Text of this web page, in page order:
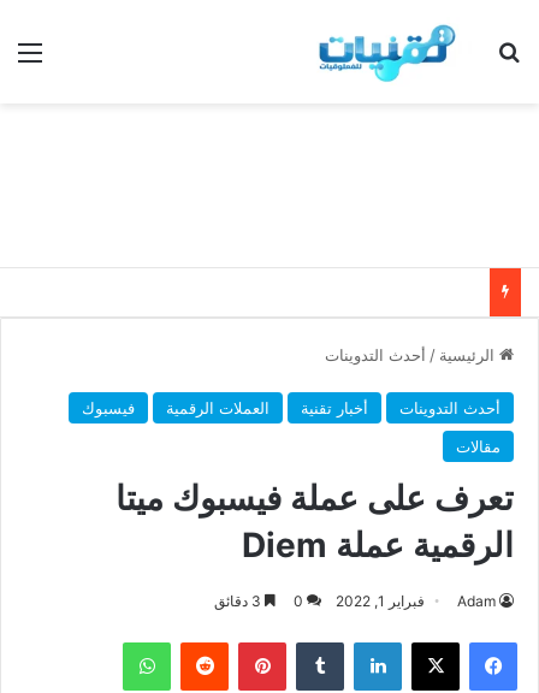
بحث عن
الرئيسية / أحدث التدوينات
أحدث التدوينات أخبار تقنية العملات الرقمية
فيسبوك
مقالات
تعرف على عملة فيسبوك ميتا
الرقمية عملة Diem
Adam فبراير 1, 2022 0
فيسبوك ‫X لينكدإن بينتيريست واتساب